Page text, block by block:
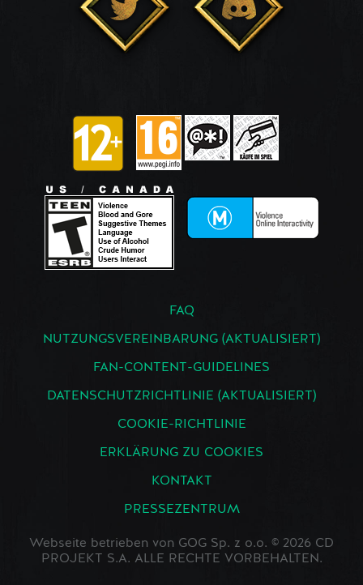
FAQ
NUTZUNGSVEREINBARUNG (AKTUALISIERT)
FAN-CONTENT-GUIDELINES
DATENSCHUTZRICHTLINIE (AKTUALISIERT)
COOKIE-RICHTLINIE
ERKLÄRUNG ZU COOKIES
KONTAKT
PRESSEZENTRUM
Webseite betrieben von GOG Sp. z o.o. © 2026 CD
PROJEKT S.A. ALLE RECHTE VORBEHALTEN.